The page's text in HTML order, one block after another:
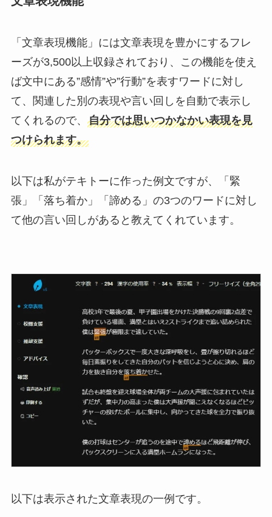
「文章表現機能」には文章表現を豊かにするフレ
ーズが3,500以上収録されており、この機能を使え
ば文中にある”感情”や”行動”を表すワードに対し
て、関連した別の表現や言い回しを自動で表示し
てくれるので、 自分では思いつかなかい表現を見
つけられます。
以下は私がテキトーに作った例文ですが、「緊
張」「落ち着か」「諦める」の3つのワードに対し
て他の言い回しがあると教えてくれています。
以下は表示された文章表現の一例です。